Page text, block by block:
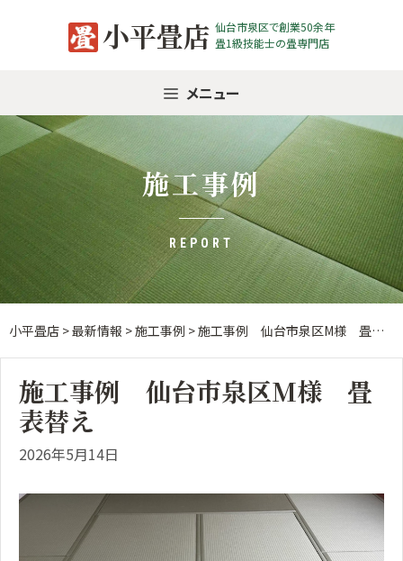
小平畳店 仙台市泉区で創業50余年
畳1級技能士の畳専門店
メニュー
施工事例
REPORT
小平畳店 >最新情報 >施工事例 >施工事例 仙台市泉区M様 畳表替え
施工事例 仙台市泉区M様 畳
表替え
2026年5月14日